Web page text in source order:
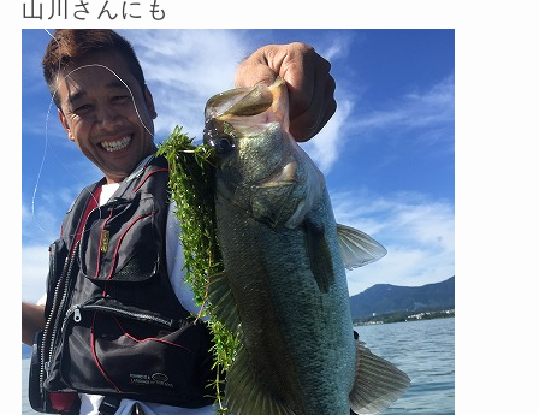
山川さんにも